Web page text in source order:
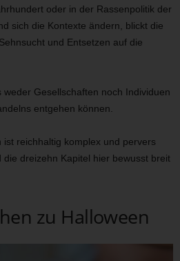
oder in der Rassenpolitik der
sich die Kontexte ändern, blickt die
und Entsetzen auf die
Gesellschaften noch Individuen
entgehen können.
ist reichhaltig komplex und pervers
dreizehn Kapitel hier bewusst breit
zu Halloween